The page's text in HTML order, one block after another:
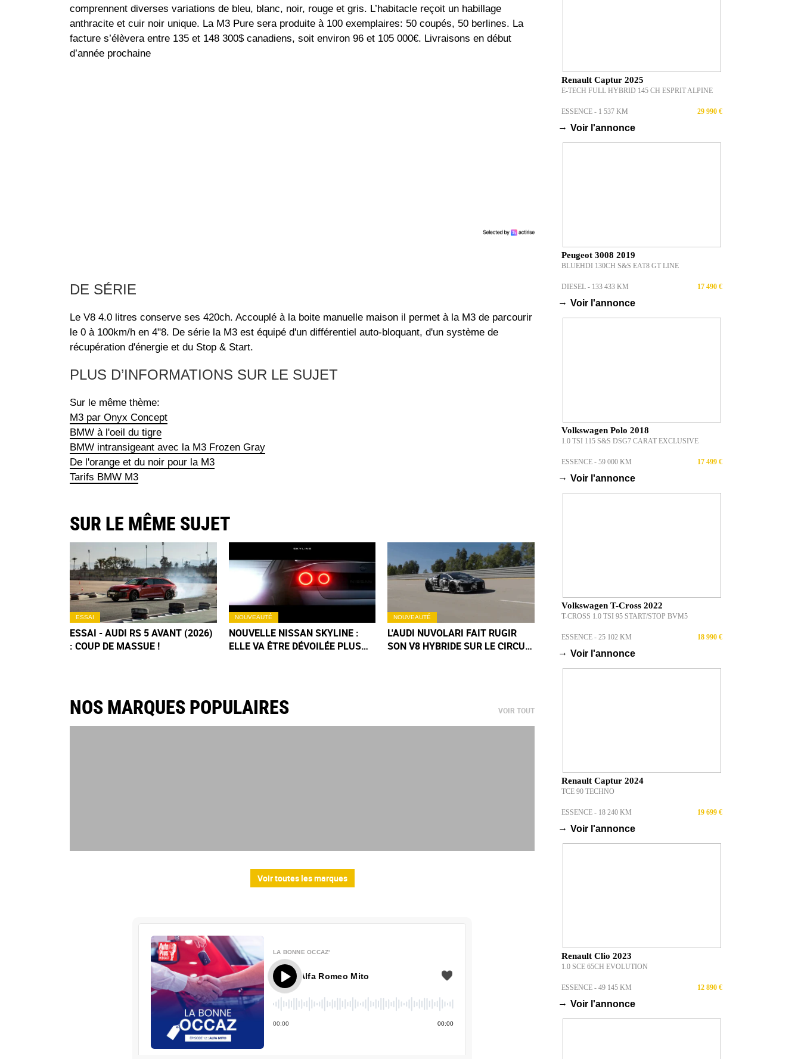
comprennent diverses variations de bleu, blanc, noir, rouge et gris. L’habitacle reçoit un habillage
anthracite et cuir noir unique. La M3 Pure sera produite à 100 exemplaires: 50 coupés, 50 berlines. La
facture s’élèvera entre 135 et 148 300$ canadiens, soit environ 96 et 105 000€. Livraisons en début
d’année prochaine
DE SÉRIE
Le V8 4.0 litres conserve ses 420ch. Accouplé à la boite manuelle maison il permet à la M3 de parcourir
le 0 à 100km/h en 4"8. De série la M3 est équipé d'un différentiel auto-bloquant, d'un système de
récupération d'énergie et du Stop & Start.
PLUS D’INFORMATIONS SUR LE SUJET
Sur le même thème:
M3 par Onyx Concept
BMW à l'oeil du tigre
BMW intransigeant avec la M3 Frozen Gray
De l'orange et du noir pour la M3
Tarifs BMW M3
SUR LE MÊME SUJET
ESSAI
ESSAI - AUDI RS 5 AVANT (2026)
: COUP DE MASSUE !
NOUVEAUTÉ
NOUVELLE NISSAN SKYLINE :
ELLE VA ÊTRE DÉVOILÉE PLUS
NOUVEAUTÉ
L'AUDI NUVOLARI FAIT RUGIR
SON V8 HYBRIDE SUR LE CIRCUIT
NOS MARQUES POPULAIRES VOIR TOUT
Voir toutes les marques
LA BONNE OCCAZ'
La Bonne Occaz' - Alfa Romeo Mito
00:00 00:00
Renault Captur 2025
E-TECH FULL HYBRID 145 CH ESPRIT ALPINE
ESSENCE - 1 537 KM 29 990 €
→ Voir l'annonce
Peugeot 3008 2019
BLUEHDI 130CH S&S EAT8 GT LINE
DIESEL - 133 433 KM 17 490 €
→ Voir l'annonce
Volkswagen Polo 2018
1.0 TSI 115 S&S DSG7 CARAT EXCLUSIVE
ESSENCE - 59 000 KM 17 499 €
→ Voir l'annonce
Volkswagen T-Cross 2022
T-CROSS 1.0 TSI 95 START/STOP BVM5
ESSENCE - 25 102 KM 18 990 €
→ Voir l'annonce
Renault Captur 2024
TCE 90 TECHNO
ESSENCE - 18 240 KM 19 699 €
→ Voir l'annonce
Renault Clio 2023
1.0 SCE 65CH EVOLUTION
ESSENCE - 49 145 KM 12 890 €
→ Voir l'annonce